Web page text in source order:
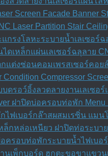
Screen Facade
Laser Partition Stair
แกรงโลหะระบายน้ำเลเซอร์
ไดเหล็กแผ่นเลเซอร์ฉลุลาย
แต่งซ่อนคอมเพรสเซอร์คอยล์
Condition Compressor
บดรอว์อิ้งลวดลายงานเลเซอ
ฝาปิดบ่อครอบท่อพัก Menu
ไฟเบอร์กล๊าสผสมเรซิ่น แมน
ล็กหล่อเหนียว ฝาปิดท่อระบา
ครอบท่อพักระบายน้ำไฟเบอ
นเพ็กบอร์ด ฮุกตะขอขาแขว